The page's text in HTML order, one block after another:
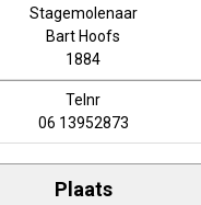
Bart Hoofs
1884
06 13952873